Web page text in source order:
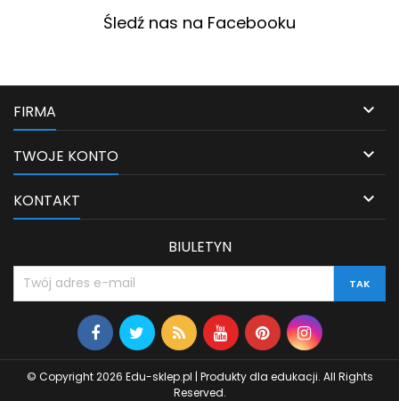
Śledź nas na Facebooku
FIRMA 
TWOJE KONTO 
KONTAKT 
BIULETYN
© Copyright 2026 Edu-sklep.pl | Produkty dla edukacji. All Rights
Reserved.